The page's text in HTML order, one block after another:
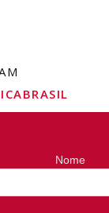
Nome